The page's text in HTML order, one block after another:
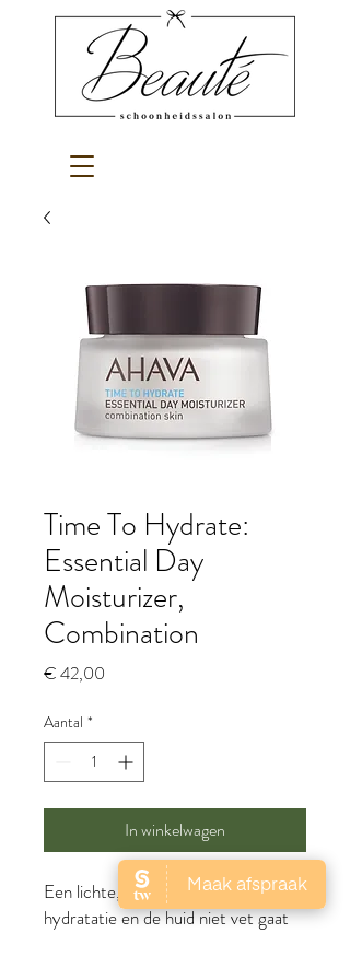
Time To Hydrate:
Essential Day
Moisturizer,
Combination
€ 42,00
Aantal *
In winkelwagen
Een lichte, gelcrème die zorgt voor
hydratatie en de huid niet vet gaat